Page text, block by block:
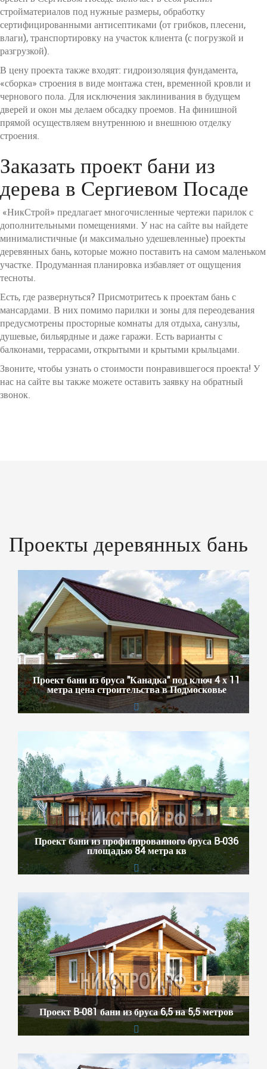
стройматериалов под нужные размеры, обработку
сертифицированными антисептиками (от грибков, плесени,
влаги), транспортировку на участок клиента (с погрузкой и
разгрузкой).
В цену проекта также входят: гидроизоляция фундамента,
«сборка» строения в виде монтажа стен, временной кровли и
чернового пола. Для исключения заклинивания в будущем
дверей и окон мы делаем обсадку проемов. На финишной
прямой осуществляем внутреннюю и внешнюю отделку
строения.
Заказать проект бани из
дерева в Сергиевом Посаде
«НикСтрой» предлагает многочисленные чертежи парилок с
дополнительными помещениями. У нас на сайте вы найдете
минималистичные (и максимально удешевленные) проекты
деревянных бань, которые можно поставить на самом маленьком
участке. Продуманная планировка избавляет от ощущения
тесноты.
Есть, где развернуться? Присмотритесь к проектам бань с
мансардами. В них помимо парилки и зоны для переодевания
предусмотрены просторные комнаты для отдыха, санузлы,
душевые, бильярдные и даже гаражи. Есть варианты с
балконами, террасами, открытыми и крытыми крыльцами.
Звоните, чтобы узнать о стоимости понравившегося проекта! У
нас на сайте вы также можете оставить заявку на обратный
звонок.
Проекты деревянных бань
Проект бани из бруса "Канадка" под ключ 4 х 11
метра цена строительства в Подмосковье
Проект бани из профилированного бруса B-036
площадью 84 метра кв
Проект B-081 бани из бруса 6,5 на 5,5 метров